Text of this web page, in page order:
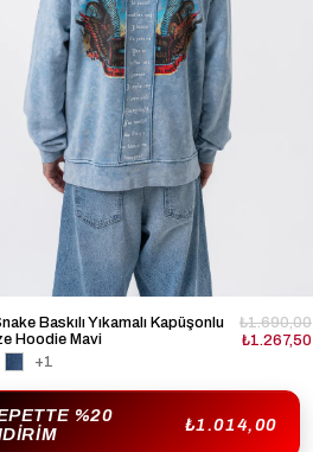
Baskılı Yıkamalı Kapüşonlu
Hoodie Mavi
+1
₺1.267,50
₺1.690,00
%20
₺1.014,00